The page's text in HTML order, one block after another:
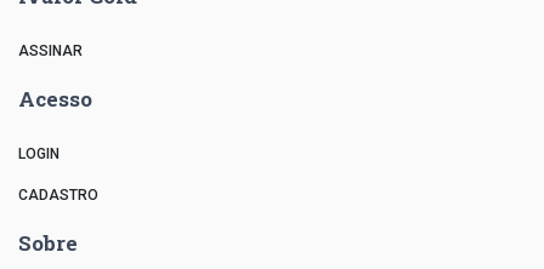
ASSINAR
Acesso
LOGIN
CADASTRO
Sobre